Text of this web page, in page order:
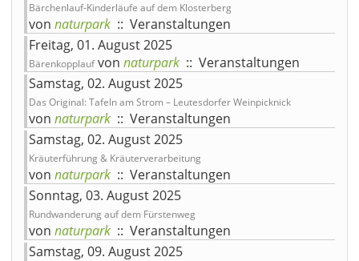
Bärchenlauf-Kinderläufe auf dem Klosterberg
von naturpark :: Veranstaltungen
Freitag, 01. August 2025
Bärenkopplaufvon naturpark :: Veranstaltungen
Samstag, 02. August 2025
Das Original: Tafeln am Strom – Leutesdorfer Weinpicknick
von naturpark :: Veranstaltungen
Samstag, 02. August 2025
Kräuterführung & Kräuterverarbeitung
von naturpark :: Veranstaltungen
Sonntag, 03. August 2025
Rundwanderung auf dem Fürstenweg
von naturpark :: Veranstaltungen
Samstag, 09. August 2025